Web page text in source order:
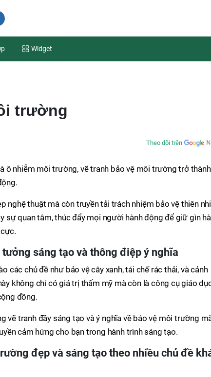
Widget
trường
Theo dõi trên
ô nhiễm môi trường, vẽ tranh bảo vệ môi trường trở thành
nghệ thuật mà còn truyền tải trách nhiệm bảo vệ thiên
sự quan tâm, thúc đẩy mọi người hành động để giữ gìn
sáng tạo và thông điệp ý nghĩa
các chủ đề như bảo vệ cây xanh, tái chế rác thải, và cảnh
không chỉ có giá trị thẩm mỹ mà còn là công cụ giáo
đồng.
vẽ tranh đầy sáng tạo và ý nghĩa về bảo vệ môi trường
cảm hứng cho bạn trong hành trình sáng tạo.
đẹp và sáng tạo theo nhiều chủ đề